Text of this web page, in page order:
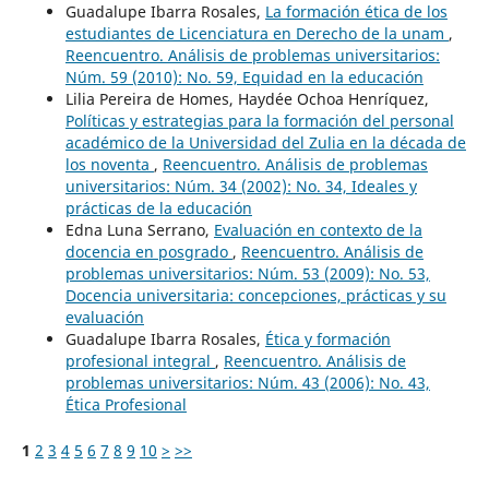
Guadalupe Ibarra Rosales, La formación ética de los
estudiantes de Licenciatura en Derecho de la unam ,
Reencuentro. Análisis de problemas universitarios:
Núm. 59 (2010): No. 59, Equidad en la educación
Lilia Pereira de Homes, Haydée Ochoa Henríquez,
Políticas y estrategias para la formación del personal
académico de la Universidad del Zulia en la década de
los noventa , Reencuentro. Análisis de problemas
universitarios: Núm. 34 (2002): No. 34, Ideales y
prácticas de la educación
Edna Luna Serrano, Evaluación en contexto de la
docencia en posgrado , Reencuentro. Análisis de
problemas universitarios: Núm. 53 (2009): No. 53,
Docencia universitaria: concepciones, prácticas y su
evaluación
Guadalupe Ibarra Rosales, Ética y formación
profesional integral , Reencuentro. Análisis de
problemas universitarios: Núm. 43 (2006): No. 43,
Ética Profesional
1 2 3 4 5 6 7 8 9 10 > >>